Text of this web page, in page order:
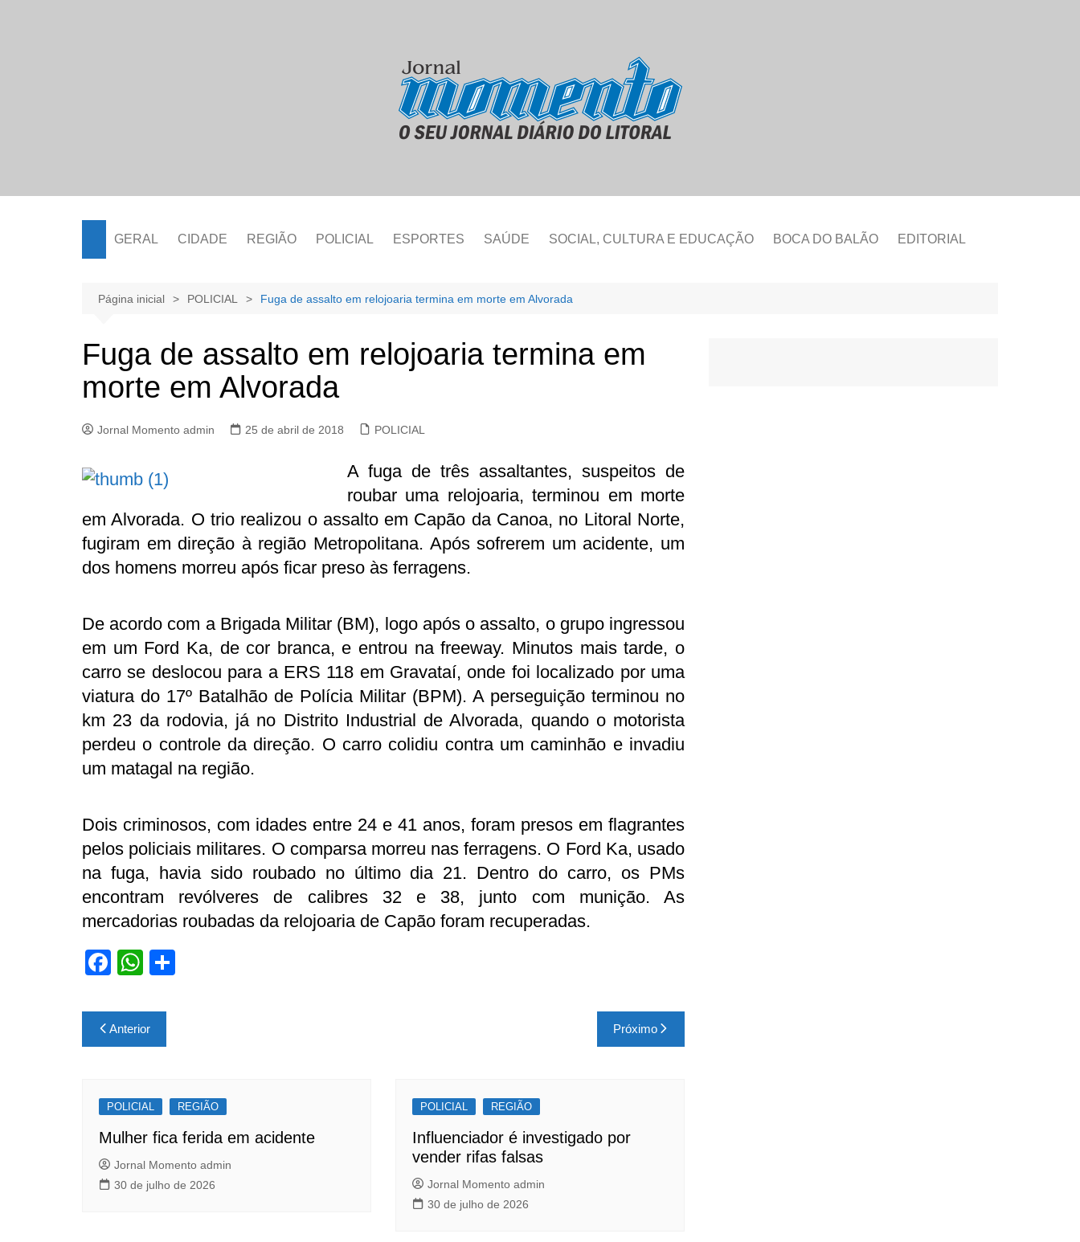
GERAL CIDADE REGIÃO POLICIAL ESPORTES SAÚDE SOCIAL, CULTURA E EDUCAÇÃO BOCA DO BALÃO EDITORIAL
Página inicial POLICIAL Fuga de assalto em relojoaria termina em morte em Alvorada
Fuga de assalto em relojoaria termina em
morte em Alvorada
Jornal Momento admin 25 de abril de 2018 POLICIAL
A fuga de três assaltantes, suspeitos de
roubar uma relojoaria, terminou em morte
em Alvorada. O trio realizou o assalto em Capão da Canoa, no Litoral Norte,
fugiram em direção à região Metropolitana. Após sofrerem um acidente, um
dos homens morreu após ficar preso às ferragens.
De acordo com a Brigada Militar (BM), logo após o assalto, o grupo ingressou
em um Ford Ka, de cor branca, e entrou na freeway. Minutos mais tarde, o
carro se deslocou para a ERS 118 em Gravataí, onde foi localizado por uma
viatura do 17º Batalhão de Polícia Militar (BPM). A perseguição terminou no
km 23 da rodovia, já no Distrito Industrial de Alvorada, quando o motorista
perdeu o controle da direção. O carro colidiu contra um caminhão e invadiu
um matagal na região.
Dois criminosos, com idades entre 24 e 41 anos, foram presos em flagrantes
pelos policiais militares. O comparsa morreu nas ferragens. O Ford Ka, usado
na fuga, havia sido roubado no último dia 21. Dentro do carro, os PMs
encontram revólveres de calibres 32 e 38, junto com munição. As
mercadorias roubadas da relojoaria de Capão foram recuperadas.
F
c
e
o
o
k
W
at
s
p
p
Navegação
de
Anterior Próximo
POLICIAL REGIÃO
Mulher fica ferida em acidente
Jornal Momento admin
30 de julho de 2026
POLICIAL REGIÃO
Influenciador é investigado por
vender rifas falsas
Jornal Momento admin
30 de julho de 2026